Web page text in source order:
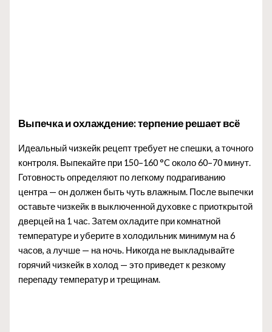
Выпечка и охлаждение: терпение решает всё
Идеальный чизкейк рецепт требует не спешки, а точного
контроля. Выпекайте при 150–160 °C около 60–70 минут.
Готовность определяют по легкому подрагиванию
центра — он должен быть чуть влажным. После выпечки
оставьте чизкейк в выключенной духовке с приоткрытой
дверцей на 1 час. Затем охладите при комнатной
температуре и уберите в холодильник минимум на 6
часов, а лучше — на ночь. Никогда не выкладывайте
горячий чизкейк в холод — это приведет к резкому
перепаду температур и трещинам.